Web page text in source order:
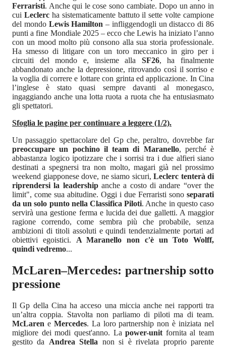
Ferraristi. Anche qui le cose sono cambiate. Dopo un anno in
cui Leclerc ha sistematicamente battuto il sette volte campione
del mondo Lewis Hamilton – infliggendogli un distacco di 86
punti a fine Mondiale 2025 – ecco che Lewis ha iniziato l’anno
con un mood molto più consono alla sua storia professionale.
Ha smesso di litigare con un toro meccanico in giro per i
circuiti del mondo e, insieme alla SF26, ha finalmente
abbandonato anche la depressione, ritrovando così il sorriso e
la voglia di correre e lottare con grinta ed applicazione. In Cina
l’inglese è stato quasi sempre davanti al monegasco,
ingaggiando anche una lotta ruota a ruota che ha entusiasmato
gli spettatori.
Sfoglia le pagine per continuare a leggere (1/2).
Un passaggio spettacolare del Gp che, peraltro, dovrebbe far
preoccupare un pochino il team di Maranello, perché è
abbastanza logico ipotizzare che i sorrisi tra i due alfieri siano
destinati a spegnersi tra non molto, magari già nel prossimo
weekend giapponese dove, ne siamo sicuri, Leclerc tenterà di
riprendersi la leadershipanche a costo di andare “over the
limit", come sua abitudine. Oggi i due Ferraristi sono separati
da un solo punto nella Classifica Piloti. Anche in questo caso
servirà una gestione ferma e lucida dei due galletti. A maggior
ragione correndo, come sembra più che probabile, senza
ambizioni di titoli assoluti e quindi tendenzialmente portati ad
obiettivi egoistici. A Maranello non c'è un Toto Wolff,
quindi vedremo...
McLaren–Mercedes: partnership sotto
pressione
Il Gp della Cina ha acceso una miccia anche nei rapporti tra
un’altra coppia. Stavolta non parliamo di piloti ma di team.
McLaren e Mercedes. La loro partnership non è iniziata nel
migliore dei modi quest'anno. Lapower-unit fornita al team
gestito da Andrea Stella non si è rivelata proprio parente